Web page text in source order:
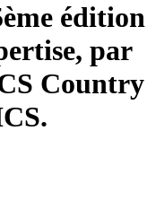
édition
par
Country